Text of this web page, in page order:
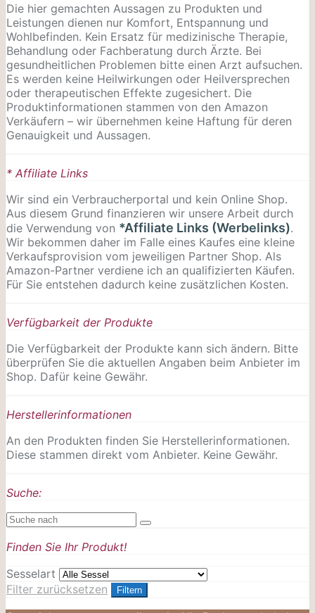
Die hier gemachten Aussagen zu Produkten und
Leistungen dienen nur Komfort, Entspannung und
Wohlbefinden. Kein Ersatz für medizinische Therapie,
Behandlung oder Fachberatung durch Ärzte. Bei
gesundheitlichen Problemen bitte einen Arzt aufsuchen.
Es werden keine Heilwirkungen oder Heilversprechen
oder therapeutischen Effekte zugesichert. Die
Produktinformationen stammen von den Amazon
Verkäufern – wir übernehmen keine Haftung für deren
Genauigkeit und Aussagen.
* Affiliate Links
Wir sind ein Verbraucherportal und kein Online Shop.
Aus diesem Grund finanzieren wir unsere Arbeit durch
die Verwendung von *Affiliate Links (Werbelinks).
Wir bekommen daher im Falle eines Kaufes eine kleine
Verkaufsprovision vom jeweiligen Partner Shop. Als
Amazon-Partner verdiene ich an qualifizierten Käufen.
Für Sie entstehen dadurch keine zusätzlichen Kosten.
Verfügbarkeit der Produkte
Die Verfügbarkeit der Produkte kann sich ändern. Bitte
überprüfen Sie die aktuellen Angaben beim Anbieter im
Shop. Dafür keine Gewähr.
Herstellerinformationen
An den Produkten finden Sie Herstellerinformationen.
Diese stammen direkt vom Anbieter. Keine Gewähr.
Suche:
Finden Sie Ihr Produkt!
Sesselart
Filter zurücksetzen
Filtern